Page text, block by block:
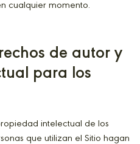
cualquier momento.
de autor y
para los
intelectual de los
que utilizan el Sitio hagan